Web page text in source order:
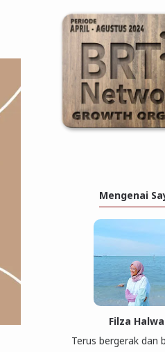
Mengenai
Filza Halwa
Terus bergerak dan